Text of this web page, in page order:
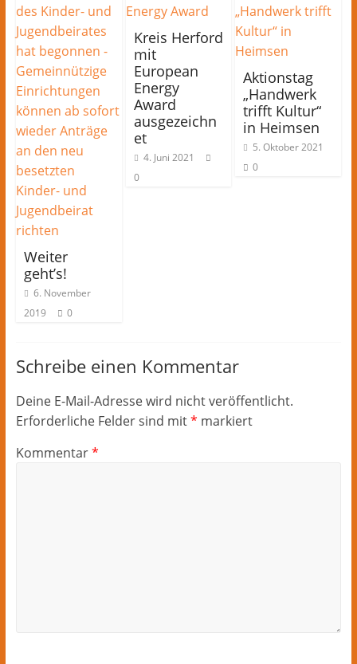
Weiter
geht’s!
6. November
2019
0
Kreis Herford
mit
European
Energy
Award
ausgezeichn
et
4. Juni 2021
0
Aktionstag
„Handwerk
trifft Kultur“
in Heimsen
5. Oktober 2021
0
Schreibe einen Kommentar
Deine E-Mail-Adresse wird nicht veröffentlicht.
Erforderliche Felder sind mit* markiert
Kommentar*